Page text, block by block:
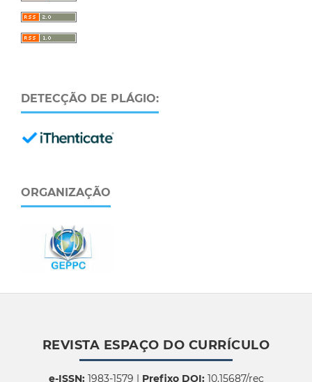
DETECÇÃO DE PLÁGIO:
ORGANIZAÇÃO
REVISTA ESPAÇO DO CURRÍCULO
e-ISSN:1983-1579 | Prefixo DOI:10.15687/rec